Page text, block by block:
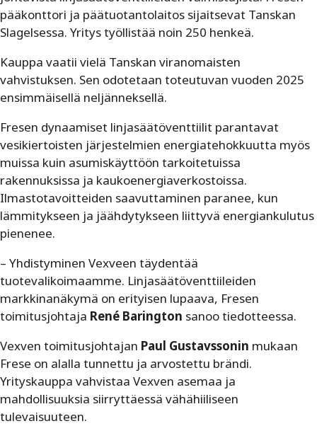
pääkonttori ja päätuotantolaitos sijaitsevat Tanskan
Slagelsessa. Yritys työllistää noin 250 henkeä.
Kauppa vaatii vielä Tanskan viranomaisten
vahvistuksen. Sen odotetaan toteutuvan vuoden 2025
ensimmäisellä neljänneksellä.
Fresen dynaamiset linjasäätöventtiilit parantavat
vesikiertoisten järjestelmien energiatehokkuutta myös
muissa kuin asumiskäyttöön tarkoitetuissa
rakennuksissa ja kaukoenergiaverkostoissa.
Ilmastotavoitteiden saavuttaminen paranee, kun
lämmitykseen ja jäähdytykseen liittyvä energiankulutus
pienenee.
– Yhdistyminen Vexveen täydentää
tuotevalikoimaamme. Linjasäätöventtiileiden
markkinanäkymä on erityisen lupaava, Fresen
toimitusjohtaja René Barington sanoo tiedotteessa.
Vexven toimitusjohtajan Paul Gustavssonin mukaan
Frese on alalla tunnettu ja arvostettu brändi.
Yrityskauppa vahvistaa Vexven asemaa ja
mahdollisuuksia siirryttäessä vähähiiliseen
tulevaisuuteen.